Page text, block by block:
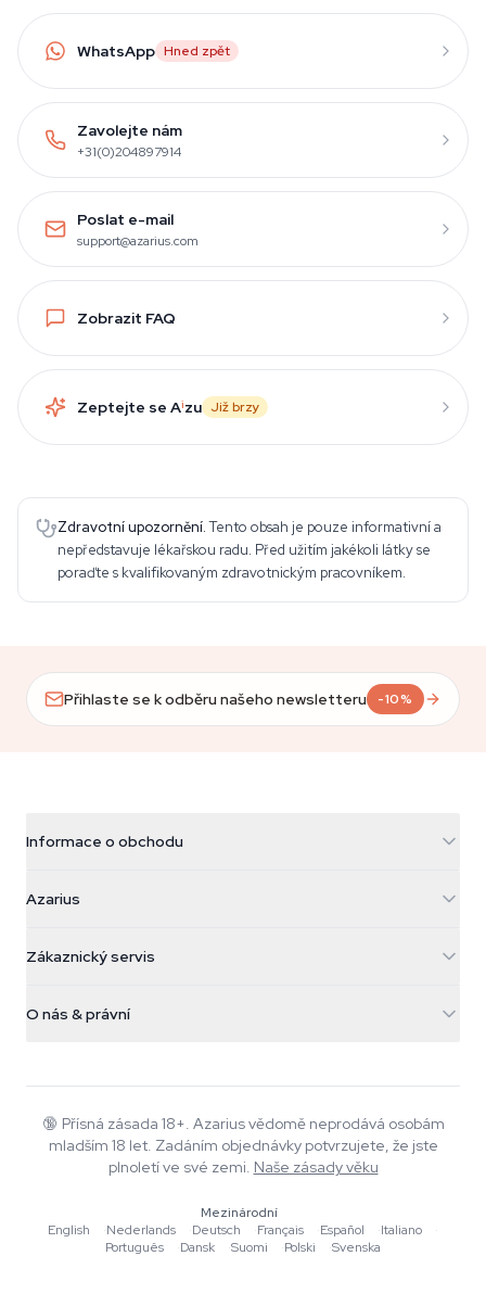
WhatsApp Hned zpět
Zavolejte nám
+31(0)204897914
Poslat e-mail
support@azarius.com
Zobrazit FAQ
Zeptejte se Aizu Již brzy
Zdravotní upozornění. Tento obsah je pouze informativní a
nepředstavuje lékařskou radu. Před užitím jakékoli látky se
poraďte s kvalifikovaným zdravotnickým pracovníkem.
Přihlaste se k odběru našeho newsletteru -10%
Informace o obchodu
Galvaniweg 11
Nederland
+31(0)204897914
Azarius
Kouzelné houby
Smokeshop
Zákaznický servis
Pravidla vrácení
Časté dotazy
Zásady ochrany osobních údajů
O nás & právní
Wiki
Blog
Hudba
Redakční standardy
Nástroje a kalkulačky
🔞 Přísná zásada 18+. Azarius vědomě neprodává osobám
mladším 18 let. Zadáním objednávky potvrzujete, že jste
plnoletí ve své zemi. Naše zásady věku
Mezinárodní
English
·Nederlands ·Deutsch ·Français ·Español ·Italiano
·
Português
·Dansk ·Suomi ·Polski ·Svenska